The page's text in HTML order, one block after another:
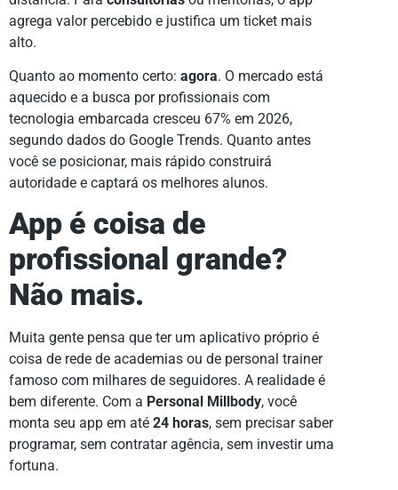
agrega valor percebido e justifica um ticket mais
alto.
Quanto ao momento certo: agora. O mercado está
aquecido e a busca por profissionais com
tecnologia embarcada cresceu 67% em 2026,
segundo dados do Google Trends. Quanto antes
você se posicionar, mais rápido construirá
autoridade e captará os melhores alunos.
App é coisa de
profissional grande?
Não mais.
Muita gente pensa que ter um aplicativo próprio é
coisa de rede de academias ou de personal trainer
famoso com milhares de seguidores. A realidade é
bem diferente. Com a Personal Millbody, você
monta seu app em até 24 horas, sem precisar saber
programar, sem contratar agência, sem investir uma
fortuna.